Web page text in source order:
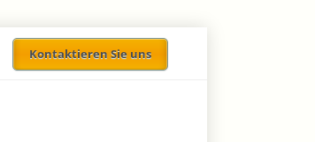
Kontaktieren Sie uns